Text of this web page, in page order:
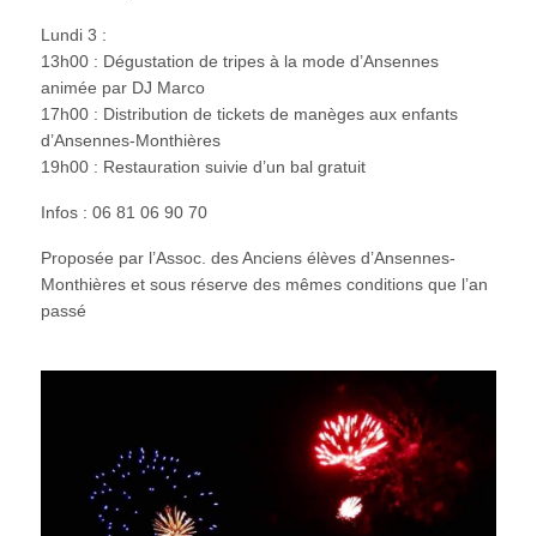
Lundi 3 :
13h00 : Dégustation de tripes à la mode d’Ansennes
animée par DJ Marco
17h00 : Distribution de tickets de manèges aux enfants
d’Ansennes-Monthières
19h00 : Restauration suivie d’un bal gratuit
Infos : 06 81 06 90 70
Proposée par l’Assoc. des Anciens élèves d’Ansennes-
Monthières et sous réserve des mêmes conditions que l’an
passé